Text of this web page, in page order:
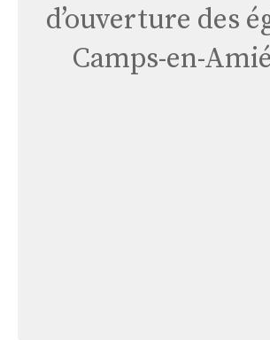
d’ouverture des
Camps-en-